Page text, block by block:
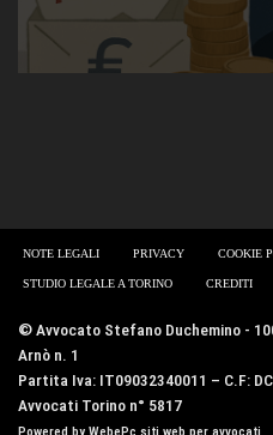
NOTE LEGALI PRIVACY COOKIE
STUDIO LEGALE A TORINO CREDITI
© Avvocato Stefano Duchemino -
Arnò n. 1
Partita Iva: IT09032340011 – C.F:
Avvocati Torino n° 5817
Powered by WebePc siti web per avvocati